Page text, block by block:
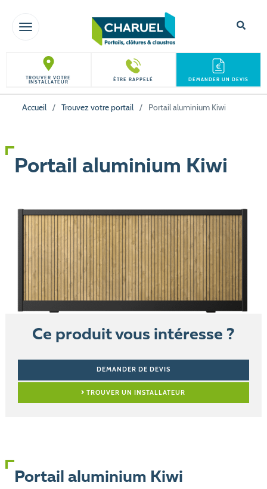
TOGGLE NAVIGATION
TROUVER VOTRE
INSTALLATEUR ÊTRE RAPPELÉ DEMANDER UN DEVIS
Accueil / Trouvez votre portail / Portail aluminium Kiwi
Portail aluminium Kiwi
Ce produit vous intéresse ?
DEMANDER DE DEVIS
TROUVER UN INSTALLATEUR
Portail aluminium Kiwi